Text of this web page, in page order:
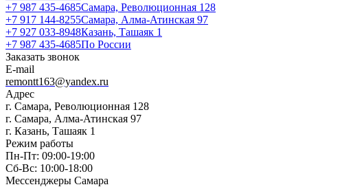
+7 987 435-4685Самара, Революционная 128
+7 917 144-8255Самара, Алма-Атинская 97
+7 927 033-8948Казань, Ташаяк 1
+7 987 435-4685По России
Заказать звонок
E-mail
remontt163@yandex.ru
Адрес
г. Самара, Революционная 128
г. Самара, Алма-Атинская 97
г. Казань, Ташаяк 1
Режим работы
Пн-Пт: 09:00-19:00
Сб-Вс: 10:00-18:00
Мессенджеры Самара